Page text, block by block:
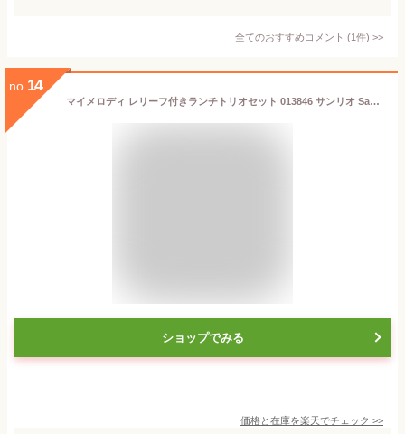
全てのおすすめコメント (1件) >
no. 14
マイメロディ レリーフ付きランチトリオセット 013846 サンリオ Sanrio
ショップでみる
価格と在庫を楽天でチェック >>